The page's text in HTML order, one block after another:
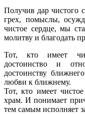
Получив дар чистого
грех, помыслы,
чистое сердце, мы
молитву и благодать
Тот, кто имеет
достоинство и
достоинству
любви к ближнему.
Тот, кто имеет
храм. И понимает
тем самым исполняет